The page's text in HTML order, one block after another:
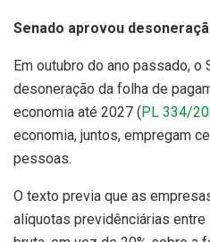
Senado aprovou
Em outubro do ano passado, o
desoneração da folha de
economia até 2027 (PL 334/
economia, juntos, empregam
pessoas.
O texto previa que as
alíquotas previdênciárias entre